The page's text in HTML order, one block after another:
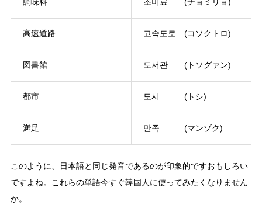
調味料 조미료 (チョミリョ)
高速道路 고속도로 (コソクトロ)
図書館 도서관 (トソグァン)
都市 도시 (トシ)
満足 만족 (マンゾク)
このように、日本語と同じ発音であるのが印象的ですおもしろい
ですよね。これらの単語今すぐ韓国人に使ってみたくなりません
か。